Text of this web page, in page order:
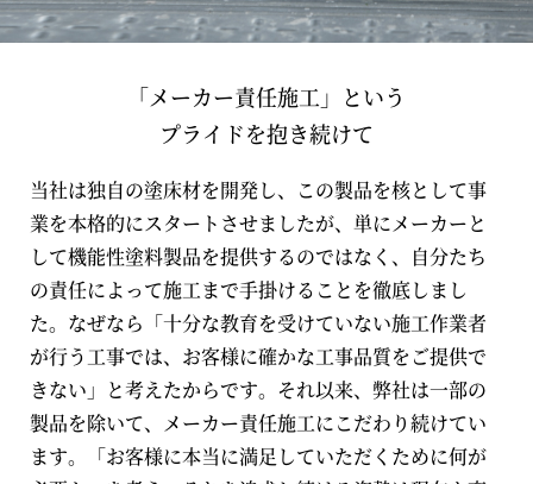
「メーカー責任施工」という
プライドを抱き続けて
当社は独自の塗床材を開発し、この製品を核として事
業を本格的にスタートさせましたが、単にメーカーと
して機能性塗料製品を提供するのではなく、自分たち
の責任によって施工まで手掛けることを徹底しまし
た。なぜなら「十分な教育を受けていない施工作業者
が行う工事では、お客様に確かな工事品質をご提供で
きない」と考えたからです。それ以来、弊社は一部の
製品を除いて、メーカー責任施工にこだわり続けてい
ます。「お客様に本当に満足していただくために何が